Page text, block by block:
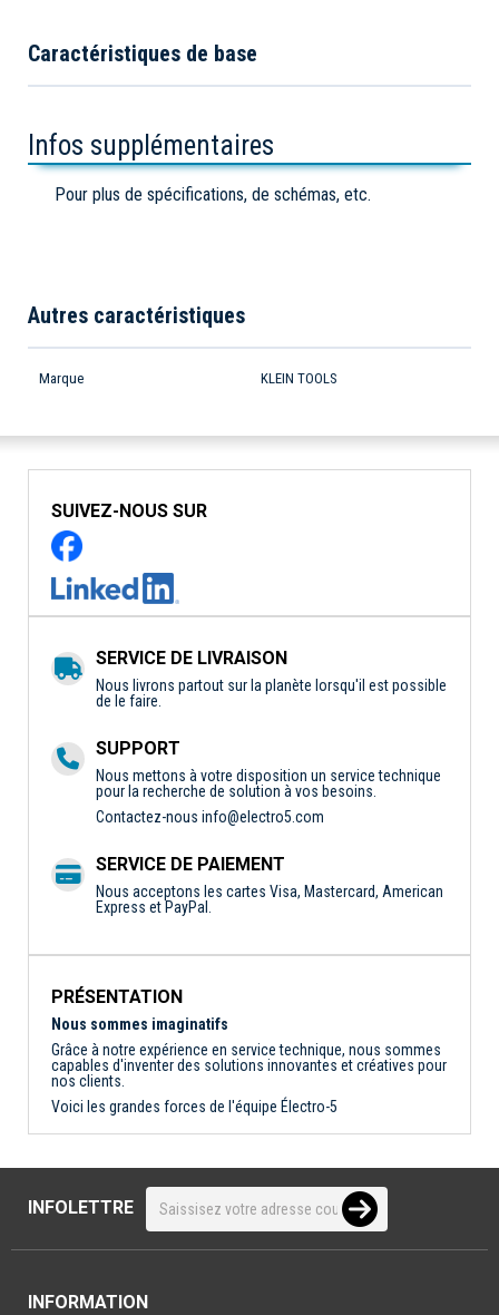
Caractéristiques de base
Infos supplémentaires
Pour plus de spécifications, de schémas, etc.
Autres caractéristiques
Marque KLEIN TOOLS
SUIVEZ-NOUS SUR
SERVICE DE LIVRAISON
Nous livrons partout sur la planète lorsqu'il est possible
de le faire.
SUPPORT
Nous mettons à votre disposition un service technique
pour la recherche de solution à vos besoins.
Contactez-nous info@electro5.com
SERVICE DE PAIEMENT
Nous acceptons les cartes Visa, Mastercard, American
Express et PayPal.
PRÉSENTATION
Nous sommes imaginatifs
Grâce à notre expérience en service technique, nous sommes
capables d'inventer des solutions innovantes et créatives pour
nos clients.
Voici les grandes forces de l'équipe Électro-5
INFOLETTRE
INFORMATION